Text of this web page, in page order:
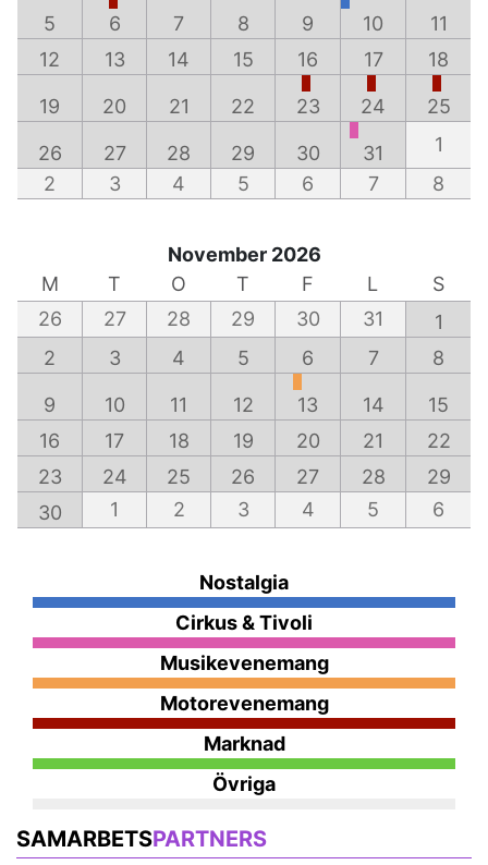
5 6 7 8 9 10
11
12
13 14 15 16 17 18
19 20 21 22 23 24 25
26 27 28 29 30 31
1
2
3 4 5 6 7 8
November 2026
M
T O T F L
S
26
27 28 29 30 31
1
2
3 4 5 6 7 8
9 10 11 12 13 14
15
16
17 18 19 20 21
22
23
24 25 26 27 28
29
30
1 2 3 4 5 6
Nostalgia
Cirkus & Tivoli
Musikevenemang
Motorevenemang
Marknad
Övriga
SAMARBETSPARTNERS